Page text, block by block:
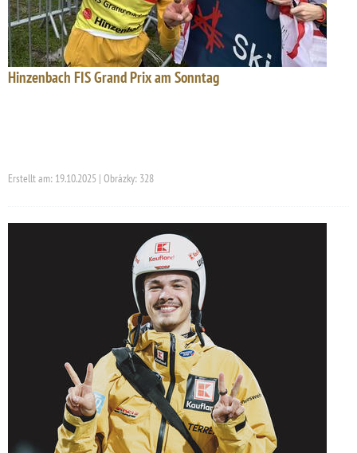
Hinzenbach FIS Grand Prix am Sonntag
Erstellt am: 19.10.2025 | Obrázky: 328